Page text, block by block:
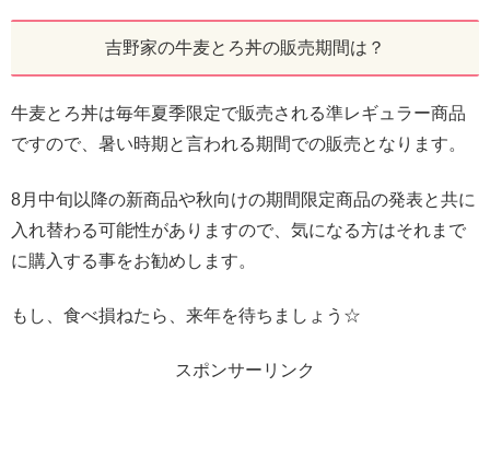
吉野家の牛麦とろ丼の販売期間は？
牛麦とろ丼は毎年夏季限定で販売される準レギュラー商品
ですので、暑い時期と言われる期間での販売となります。
8月中旬以降の新商品や秋向けの期間限定商品の発表と共に
入れ替わる可能性がありますので、気になる方はそれまで
に購入する事をお勧めします。
もし、食べ損ねたら、来年を待ちましょう☆
スポンサーリンク